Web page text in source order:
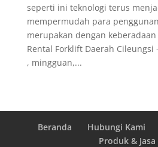
seperti ini teknologi terus
mempermudah para
merupakan dengan
Rental Forklift Daerah Cileungsi
, mingguan,...
Beranda Hubungi Kami
Produk & Jasa